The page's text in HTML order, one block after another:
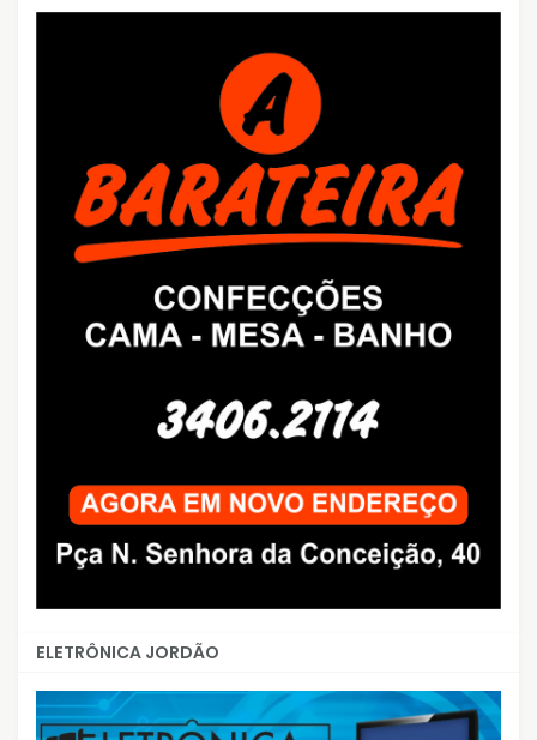
ELETRÔNICA JORDÃO